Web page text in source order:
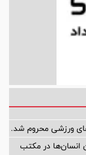
ورزشی محروم شد.
انسان‌ها در مکتب